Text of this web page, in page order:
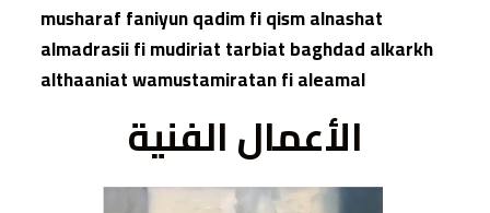
musharaf faniyun qadim fi qism alnashat
almadrasii fi mudiriat tarbiat baghdad alkarkh
althaaniat wamustamiratan fi aleamal
الأعمال الفنية